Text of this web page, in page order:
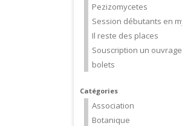
Pezizomycetes
Session débutants en
Il reste des places
Souscription un
bolets
Catégories
Association
Botanique